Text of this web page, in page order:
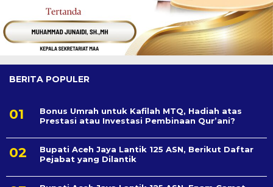
BERITA POPULER
Bonus Umrah untuk Kafilah MTQ, Hadiah atas
Prestasi atau Investasi Pembinaan Qur’ani?
Bupati Aceh Jaya Lantik 125 ASN, Berikut Daftar
Pejabat yang Dilantik